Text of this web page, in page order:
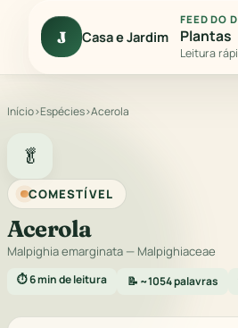
J Casa e Jardim
FEED DO
Plantas
Leitura
Início›Espécies›Acerola
🥬
COMESTÍVEL
Acerola
Malpighia emarginata — Malpighiaceae
⏱️ 6 min de leitura 📝 ~1054 palavras